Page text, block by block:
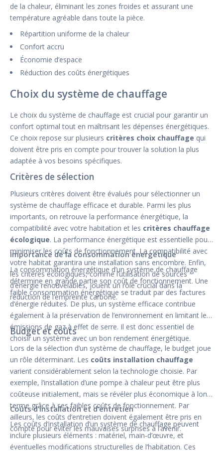
de la chaleur, éliminant les zones froides et assurant une
température agréable dans toute la pièce.
Répartition uniforme de la chaleur
Confort accru
Économie d’espace
Réduction des coûts énergétiques
Choix du système de chauffage
Le choix du système de chauffage est crucial pour garantir un
confort optimal tout en maîtrisant les dépenses énergétiques.
Ce choix repose sur plusieurs critères choix chauffage qui
doivent être pris en compte pour trouver la solution la plus
adaptée à vos besoins spécifiques.
Critères de sélection
Plusieurs critères doivent être évalués pour sélectionner un
système de chauffage efficace et durable. Parmi les plus
importants, on retrouve la performance énergétique, la
compatibilité avec votre habitation et les critères chauffage
écologique. La performance énergétique est essentielle pour
minimiser les coûts de fonctionnement. La compatibilité avec
votre habitat garantira une installation sans encombre. Enfin,
les critères écologiques, comme l’utilisation de sources
d’énergie renouvelables, jouent un rôle crucial dans la
réduction de l’empreinte carbone.
Importance de la consommation énergétique
La consommation énergétique d’un système de chauffage
détermine en grande partie son coût de fonctionnement. Une
faible consommation énergétique se traduit par des factures
d’énergie réduites. De plus, un système efficace contribue
également à la préservation de l’environnement en limitant les
émissions de gaz à effet de serre. Il est donc essentiel de
choisir un système avec un bon rendement énergétique.
Budget et coûts
Lors de la sélection d’un système de chauffage, le budget joue
un rôle déterminant. Les coûts installation chauffage
varient considérablement selon la technologie choisie. Par
exemple, l’installation d’une pompe à chaleur peut être plus
coûteuse initialement, mais se révéler plus économique à long
terme grâce à ses faibles coûts de fonctionnement. Par
ailleurs, les coûts d’entretien doivent également être pris en
compte pour éviter les mauvaises surprises à l’avenir.
Coûts d’installation et d’entretien
Les coûts d’installation d’un système de chauffage peuvent
inclure plusieurs éléments : matériel, main-d’œuvre, et
éventuelles modifications structurelles de l’habitation. Ces